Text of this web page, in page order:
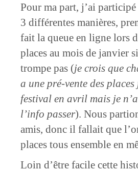
Pour ma part, j’ai
3 différentes manières,
fait la queue en ligne lors
places au mois de janvier
trompe pas (je crois que
a une pré-vente des
festival en avril mais je
l’info passer). Nous
amis, donc il fallait que
places tous ensemble en
Loin d’être facile cette